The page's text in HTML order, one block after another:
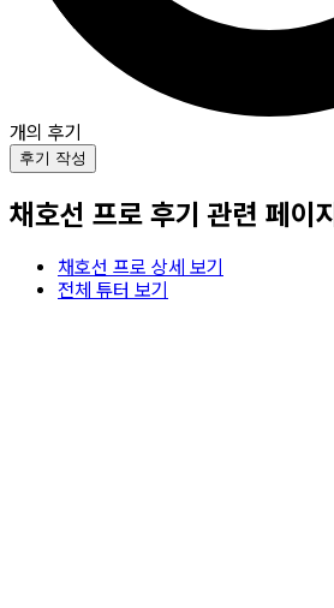
개의 후기
후기 작성
채호선 프로 후기 관련 페이지
채호선 프로 상세 보기
전체 튜터 보기